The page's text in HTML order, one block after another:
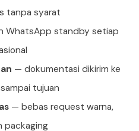
tanpa syarat
WhatsApp standby setiap
— dokumentasi dikirim ke
tujuan
— bebas request warna,
packaging